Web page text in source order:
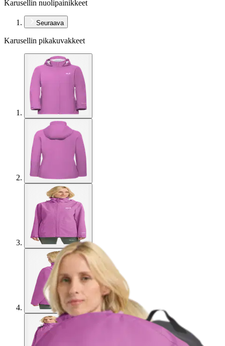
Karusellin nuolipainikkeet
Seuraava
Karusellin pikakuvakkeet